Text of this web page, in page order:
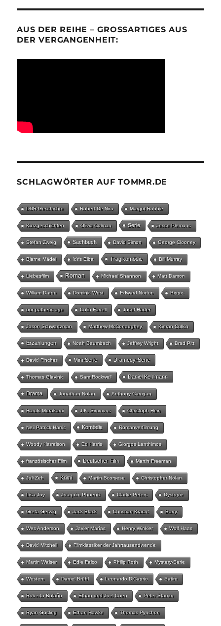
AUS DER REIHE – GROSSARTIGES AUS D
ER VERGANGENHEIT:
SCHLAGWÖRTER AUF TOMMR.DE
DDR-Geschichte Robert De Niro Margot Robbie
Kurzgeschichten Olivia Colman Serie Jesse Plemons
Stefan Zweig Sachbuch David Simon George Clooney
Bjarne Mädel Idris Elba Tragikomödie Bill Murray
Liebesfilm Roman Michael Shannon Matt Damon
William Dafoe Dominic West Edward Norton Biopic
our pathetic age Colin Farrell Josef Hader
Jason Schwartzman Matthew McConaughey Kieran Culkin
Erzählungen Noah Baumbach Jeffrey Wright Brad Pitt
David Fincher Mini-Serie Dramedy-Serie
Thomas Glavinic Sam Rockwell Daniel Kehlmann
Drama Jonathan Nolan Anthony Carrigan
Haruki Murakami J.K. Simmons Christoph Hein
Neil Patrick Harris Komödie Romanverfilmung
Woody Harrelson Ed Harris Giorgos Lanthimos
französischer Film Deutscher Film Martin Freeman
Juli Zeh Krimi Martin Scorsese Christopher Nolan
Lisa Joy Joaquim Phoenix Clarke Peters Dystopie
Greta Gerwig Jack Black Christian Kracht Barry
Wes Anderson Javier Marías Henry Winkler Wolf Haas
David Mitchell Filmklassiker der Jahrtausendwende
Martin Walser Edie Falco Philip Roth Mystery-Serie
Western Daniel Brühl Leonardo DiCaprio Satire
Roberto Bolaño Ethan und Joel Coen Peter Stamm
Ryan Gosling Ethan Hawke Thomas Pynchon